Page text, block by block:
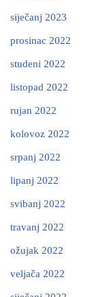
siječanj 2023
prosinac 2022
studeni 2022
listopad 2022
rujan 2022
kolovoz 2022
srpanj 2022
lipanj 2022
svibanj 2022
travanj 2022
ožujak 2022
veljača 2022